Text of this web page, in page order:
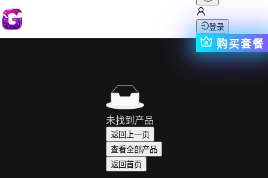
登录
购买套餐
未找到产品
返回上一页
查看全部产品
返回首页